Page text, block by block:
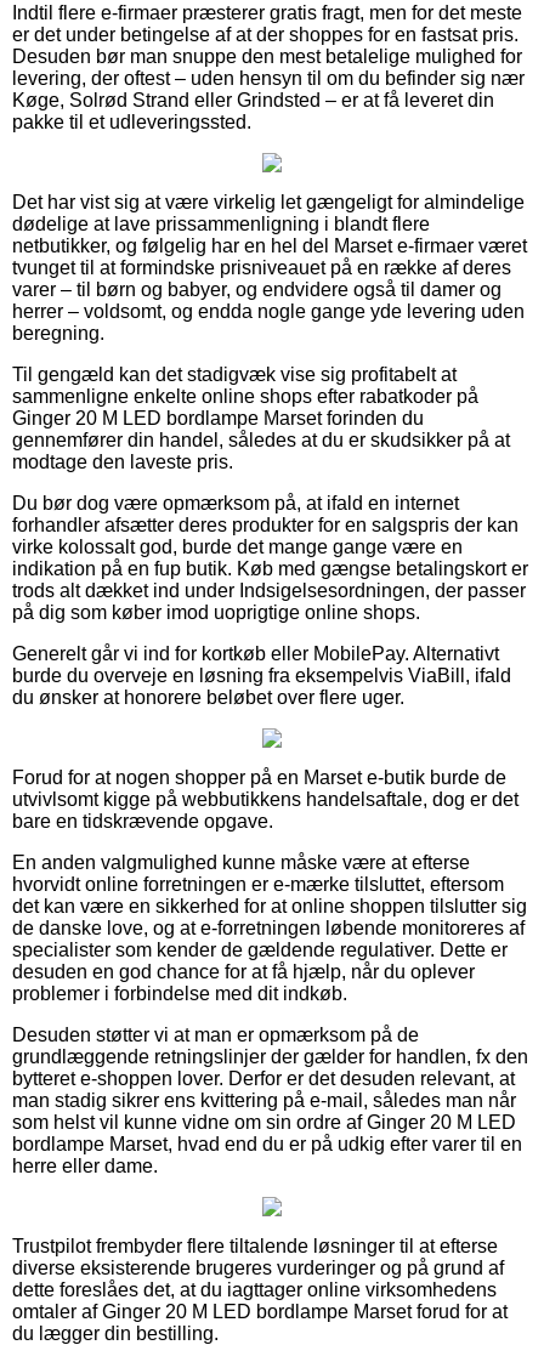
Indtil flere e-firmaer præsterer gratis fragt, men for det meste
er det under betingelse af at der shoppes for en fastsat pris.
Desuden bør man snuppe den mest betalelige mulighed for
levering, der oftest – uden hensyn til om du befinder sig nær
Køge, Solrød Strand eller Grindsted – er at få leveret din
pakke til et udleveringssted.
Det har vist sig at være virkelig let gængeligt for almindelige
dødelige at lave prissammenligning i blandt flere
netbutikker, og følgelig har en hel del Marset e-firmaer været
tvunget til at formindske prisniveauet på en række af deres
varer – til børn og babyer, og endvidere også til damer og
herrer – voldsomt, og endda nogle gange yde levering uden
beregning.
Til gengæld kan det stadigvæk vise sig profitabelt at
sammenligne enkelte online shops efter rabatkoder på
Ginger 20 M LED bordlampe Marset forinden du
gennemfører din handel, således at du er skudsikker på at
modtage den laveste pris.
Du bør dog være opmærksom på, at ifald en internet
forhandler afsætter deres produkter for en salgspris der kan
virke kolossalt god, burde det mange gange være en
indikation på en fup butik. Køb med gængse betalingskort er
trods alt dækket ind under Indsigelsesordningen, der passer
på dig som køber imod uoprigtige online shops.
Generelt går vi ind for kortkøb eller MobilePay. Alternativt
burde du overveje en løsning fra eksempelvis ViaBill, ifald
du ønsker at honorere beløbet over flere uger.
Forud for at nogen shopper på en Marset e-butik burde de
utvivlsomt kigge på webbutikkens handelsaftale, dog er det
bare en tidskrævende opgave.
En anden valgmulighed kunne måske være at efterse
hvorvidt online forretningen er e-mærke tilsluttet, eftersom
det kan være en sikkerhed for at online shoppen tilslutter sig
de danske love, og at e-forretningen løbende monitoreres af
specialister som kender de gældende regulativer. Dette er
desuden en god chance for at få hjælp, når du oplever
problemer i forbindelse med dit indkøb.
Desuden støtter vi at man er opmærksom på de
grundlæggende retningslinjer der gælder for handlen, fx den
bytteret e-shoppen lover. Derfor er det desuden relevant, at
man stadig sikrer ens kvittering på e-mail, således man når
som helst vil kunne vidne om sin ordre af Ginger 20 M LED
bordlampe Marset, hvad end du er på udkig efter varer til en
herre eller dame.
Trustpilot frembyder flere tiltalende løsninger til at efterse
diverse eksisterende brugeres vurderinger og på grund af
dette foreslåes det, at du iagttager online virksomhedens
omtaler af Ginger 20 M LED bordlampe Marset forud for at
du lægger din bestilling.